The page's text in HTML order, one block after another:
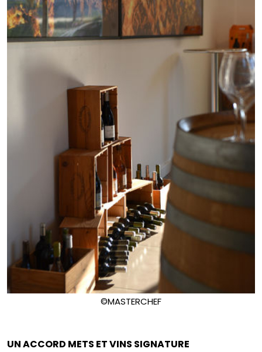
©MASTERCHEF
UN ACCORD METS ET VINS SIGNATURE